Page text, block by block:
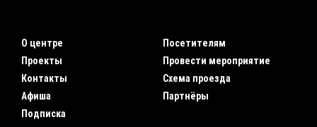
О центре
Проекты
Контакты
Афиша
Подписка
Посетителям
Провести мероприятие
Схема проезда
Партнёры